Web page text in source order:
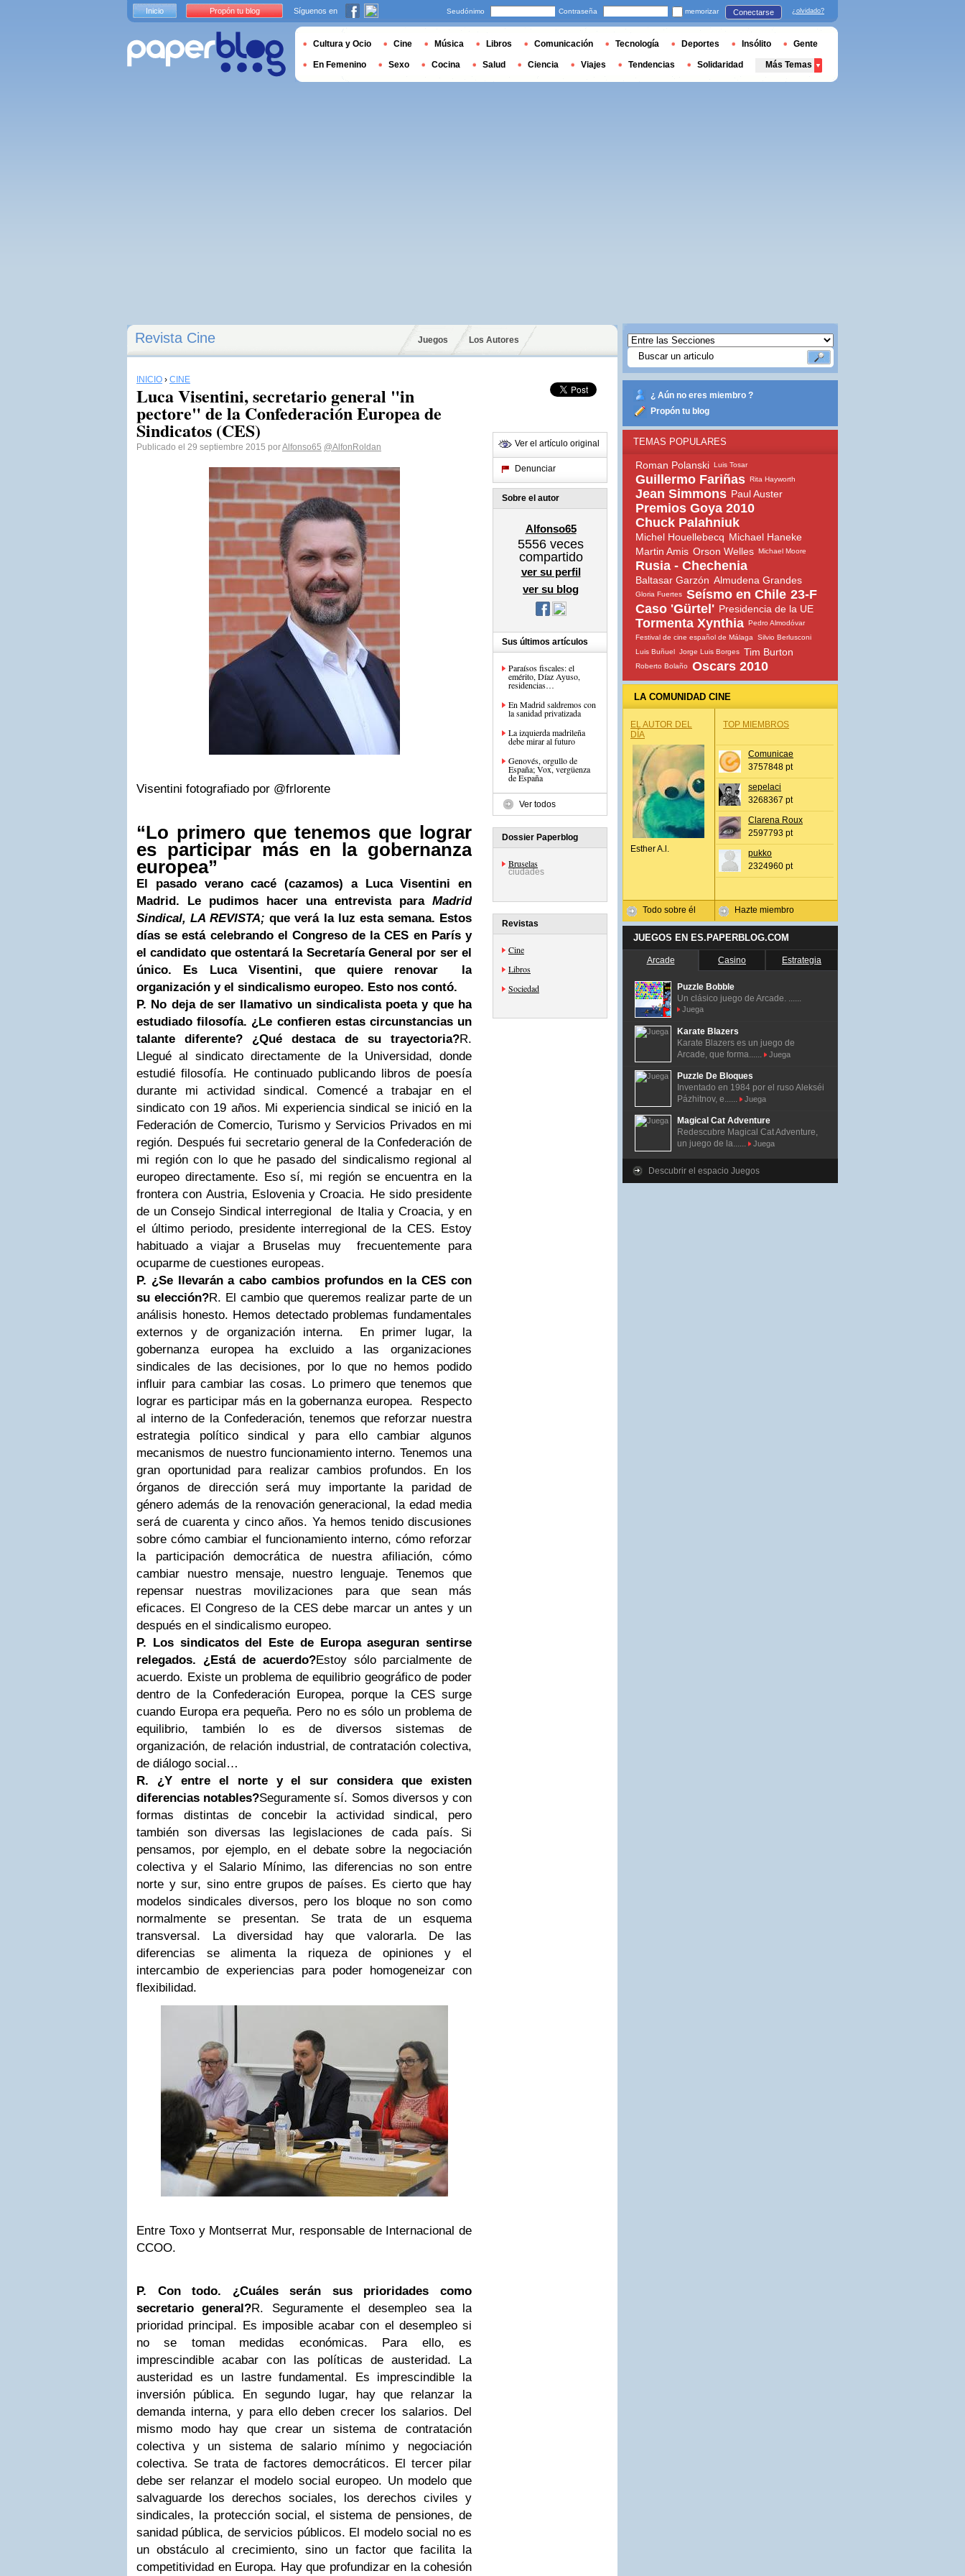
Revista Cine Juegos Los Autores
INICIO › CINE
Luca Visentini, secretario general "in
pectore" de la Confederación Europea de
Sindicatos (CES)
Publicado el 29 septiembre 2015 porAlfonso65 @AlfonRoldan
Visentini fotografiado por @frlorente
“Lo primero que tenemos que lograr
es participar más en la gobernanza
europea”
El pasado verano cacé (cazamos) a Luca Visentini en
Madrid. Le pudimos hacer una entrevista para Madrid
Sindical, LA REVISTA; que verá la luz esta semana. Estos
días se está celebrando el Congreso de la CES en París y
el candidato que ostentará la Secretaría General por ser el
único. Es Luca Visentini, que quiere renovar la
organización y el sindicalismo europeo. Esto nos contó.
P. No deja de ser llamativo un sindicalista poeta y que ha
estudiado filosofía. ¿Le confieren estas circunstancias un
talante diferente? ¿Qué destaca de su trayectoria?R.
Llegué al sindicato directamente de la Universidad, donde
estudié filosofía. He continuado publicando libros de poesía
durante mi actividad sindical. Comencé a trabajar en el
sindicato con 19 años. Mi experiencia sindical se inició en la
Federación de Comercio, Turismo y Servicios Privados en mi
región. Después fui secretario general de la Confederación de
mi región con lo que he pasado del sindicalismo regional al
europeo directamente. Eso sí, mi región se encuentra en la
frontera con Austria, Eslovenia y Croacia. He sido presidente
de un Consejo Sindical interregional de Italia y Croacia, y en
el último periodo, presidente interregional de la CES. Estoy
habituado a viajar a Bruselas muy frecuentemente para
ocuparme de cuestiones europeas.
P. ¿Se llevarán a cabo cambios profundos en la CES con
su elección?R. El cambio que queremos realizar parte de un
análisis honesto. Hemos detectado problemas fundamentales
externos y de organización interna. En primer lugar, la
gobernanza europea ha excluido a las organizaciones
sindicales de las decisiones, por lo que no hemos podido
influir para cambiar las cosas. Lo primero que tenemos que
lograr es participar más en la gobernanza europea. Respecto
al interno de la Confederación, tenemos que reforzar nuestra
estrategia político sindical y para ello cambiar algunos
mecanismos de nuestro funcionamiento interno. Tenemos una
gran oportunidad para realizar cambios profundos. En los
órganos de dirección será muy importante la paridad de
género además de la renovación generacional, la edad media
será de cuarenta y cinco años. Ya hemos tenido discusiones
sobre cómo cambiar el funcionamiento interno, cómo reforzar
la participación democrática de nuestra afiliación, cómo
cambiar nuestro mensaje, nuestro lenguaje. Tenemos que
repensar nuestras movilizaciones para que sean más
eficaces. El Congreso de la CES debe marcar un antes y un
después en el sindicalismo europeo.
P. Los sindicatos del Este de Europa aseguran sentirse
relegados. ¿Está de acuerdo?Estoy sólo parcialmente de
acuerdo. Existe un problema de equilibrio geográfico de poder
dentro de la Confederación Europea, porque la CES surge
cuando Europa era pequeña. Pero no es sólo un problema de
equilibrio, también lo es de diversos sistemas de
organización, de relación industrial, de contratación colectiva,
de diálogo social…
R. ¿Y entre el norte y el sur considera que existen
diferencias notables?Seguramente sí. Somos diversos y con
formas distintas de concebir la actividad sindical, pero
también son diversas las legislaciones de cada país. Si
pensamos, por ejemplo, en el debate sobre la negociación
colectiva y el Salario Mínimo, las diferencias no son entre
norte y sur, sino entre grupos de países. Es cierto que hay
modelos sindicales diversos, pero los bloque no son como
normalmente se presentan. Se trata de un esquema
transversal. La diversidad hay que valorarla. De las
diferencias se alimenta la riqueza de opiniones y el
intercambio de experiencias para poder homogeneizar con
flexibilidad.
Entre Toxo y Montserrat Mur, responsable de Internacional de
CCOO.
P. Con todo. ¿Cuáles serán sus prioridades como
secretario general?R. Seguramente el desempleo sea la
prioridad principal. Es imposible acabar con el desempleo si
no se toman medidas económicas. Para ello, es
imprescindible acabar con las políticas de austeridad. La
austeridad es un lastre fundamental. Es imprescindible la
inversión pública. En segundo lugar, hay que relanzar la
demanda interna, y para ello deben crecer los salarios. Del
mismo modo hay que crear un sistema de contratación
colectiva y un sistema de salario mínimo y negociación
colectiva. Se trata de factores democráticos. El tercer pilar
debe ser relanzar el modelo social europeo. Un modelo que
salvaguarde los derechos sociales, los derechos civiles y
sindicales, la protección social, el sistema de pensiones, de
sanidad pública, de servicios públicos. El modelo social no es
un obstáculo al crecimiento, sino un factor que facilita la
competitividad en Europa. Hay que profundizar en la cohesión
Ver el artículo original
Denunciar
Sobre el autor
Alfonso65
5556 veces
compartido
ver su perfil
ver su blog
Sus últimos artículos
Paraísos fiscales: el
emérito, Díaz Ayuso,
residencias…
En Madrid saldremos con
la sanidad privatizada
La izquierda madrileña
debe mirar al futuro
Genovés, orgullo de
España; Vox, vergüenza
de España
Ver todos
Dossier Paperblog
Bruselas
ciudades
Revistas
Cine
Libros
Sociedad
¿ Aún no eres miembro ?
Propón tu blog
TEMAS POPULARES
Roman Polanski Luis Tosar
Guillermo Fariñas Rita Hayworth
Jean Simmons Paul Auster
Premios Goya 2010
Chuck Palahniuk
Michel Houellebecq Michael Haneke
Martin Amis Orson Welles Michael Moore
Rusia - Chechenia
Baltasar Garzón Almudena Grandes
Gloria Fuertes Seísmo en Chile 23-F
Caso 'Gürtel' Presidencia de la UE
Tormenta Xynthia Pedro Almodóvar
Festival de cine español de Málaga
Silvio Berlusconi
Luis Buñuel Jorge Luis Borges Tim Burton
Roberto Bolaño Oscars 2010
LA COMUNIDAD CINE
EL AUTOR DEL
DÍA
Esther A.l.
Todo sobre él
TOP MIEMBROS
Comunicae
3757848 pt
sepelaci
3268367 pt
Clarena Roux
2597793 pt
pukko
2324960 pt
Hazte miembro
JUEGOS EN ES.PAPERBLOG.COM
Arcade Casino Estrategia
Puzzle Bobble
Un clásico juego de Arcade. ......
Juega
Karate Blazers
Karate Blazers es un juego de
Arcade, que forma......
Juega
Puzzle De Bloques
Inventado en 1984 por el ruso Alekséi
Pázhitnov, e......
Juega
Magical Cat Adventure
Redescubre Magical Cat Adventure,
un juego de la......
Juega
Descubrir el espacio Juegos
Inicio Propón tu blog Síguenos en Seudónimo Contraseña memorizar Conectarse ¿olvidado?
Cultura y Ocio Cine Música Libros Comunicación Tecnología Deportes Insólito Gente
En Femenino Sexo Cocina Salud Ciencia Viajes Tendencias Solidaridad Más Temas